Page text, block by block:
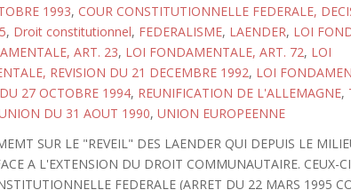
1993, COUR CONSTITUTIONNELLE FEDERALE,
, Droit constitutionnel, FEDERALISME, LAENDER, LOI
ART. 23, LOI FONDAMENTALE, ART. 72, LOI
REVISION DU 21 DECEMBRE 1992, LOI
27 OCTOBRE 1994, REUNIFICATION DE L'ALLEMAGNE,
DU 31 AOUT 1990, UNION EUROPEENNE
SUR LE "REVEIL" DES LAENDER QUI DEPUIS LE
A L'EXTENSION DU DROIT COMMUNAUTAIRE. CEUX-
FEDERALE (ARRET DU 22 MARS 1995